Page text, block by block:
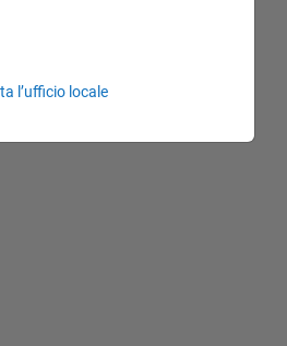
l’ufficio locale